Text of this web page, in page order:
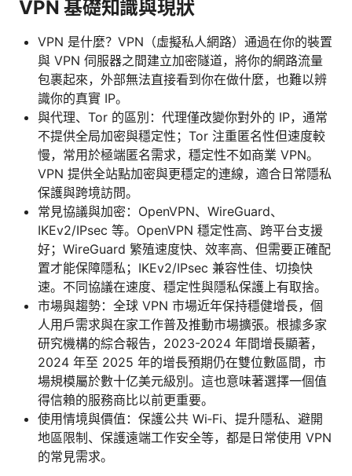
VPN 基礎知識與現狀
VPN 是什麼？VPN（虛擬私人網路）通過在你的裝置
與 VPN 伺服器之間建立加密隧道，將你的網路流量
包裹起來，外部無法直接看到你在做什麼，也難以辨
識你的真實 IP。
與代理、Tor 的區別：代理僅改變你對外的 IP，通常
不提供全局加密與穩定性；Tor 注重匿名性但速度較
慢，常用於極端匿名需求，穩定性不如商業 VPN。
VPN 提供全站點加密與更穩定的連線，適合日常隱私
保護與跨境訪問。
常見協議與加密：OpenVPN、WireGuard、
IKEv2/IPsec 等。OpenVPN 穩定性高、跨平台支援
好；WireGuard 繁殖速度快、效率高、但需要正確配
置才能保障隱私；IKEv2/IPsec 兼容性佳、切換快
速。不同協議在速度、穩定性與隱私保護上有取捨。
市場與趨勢：全球 VPN 市場近年保持穩健增長，個
人用戶需求與在家工作普及推動市場擴張。根據多家
研究機構的綜合報告，2023-2024 年間增長顯著，
2024 年至 2025 年的增長預期仍在雙位數區間，市
場規模屬於數十亿美元級別。這也意味著選擇一個值
得信賴的服務商比以前更重要。
使用情境與價值：保護公共 Wi‑Fi、提升隱私、避開
地區限制、保護遠端工作安全等，都是日常使用 VPN
的常見需求。